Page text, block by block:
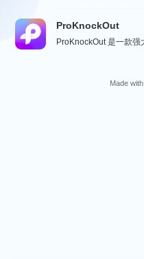
ProKnockOut
Made with